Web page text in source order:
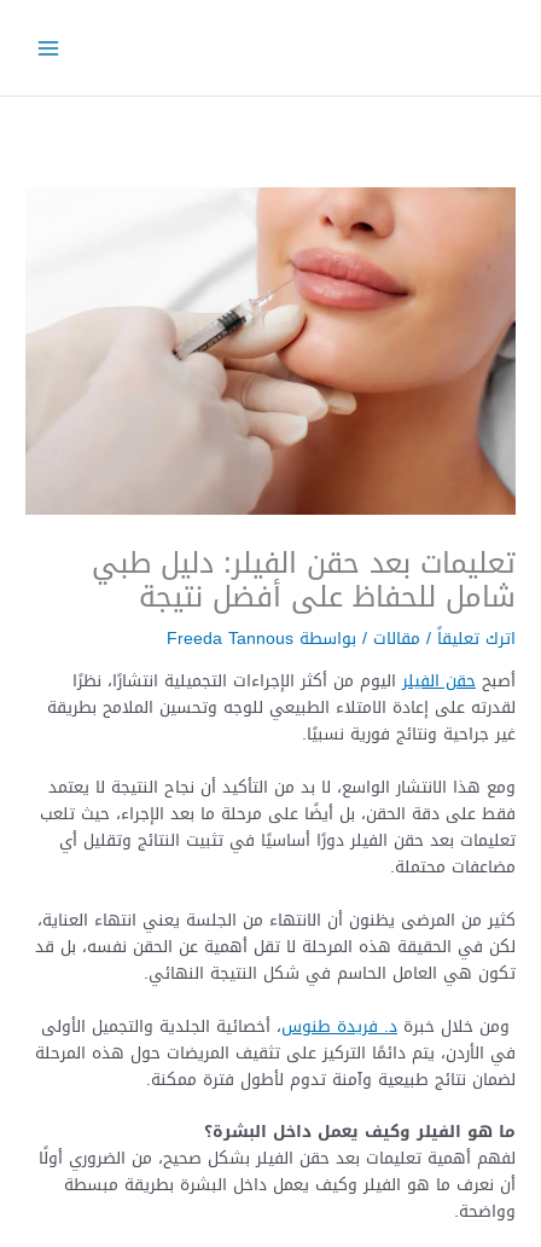
تعليمات بعد حقن الفيلر: دليل طبي
شامل للحفاظ على أفضل نتيجة
اترك تعليقاً/ مقالات / بواسطة Freeda Tannous
أصبححقن الفيلر اليوم من أكثر الإجراءات التجميلية انتشارًا، نظرًا
لقدرته على إعادة الامتلاء الطبيعي للوجه وتحسين الملامح بطريقة
غير جراحية ونتائج فورية نسبيًا.
ومع هذا الانتشار الواسع، لا بد من التأكيد أن نجاح النتيجة لا يعتمد
فقط على دقة الحقن، بل أيضًا على مرحلة ما بعد الإجراء، حيث تلعب
تعليمات بعد حقن الفيلر دورًا أساسيًا في تثبيت النتائج وتقليل أي
مضاعفات محتملة.
كثير من المرضى يظنون أن الانتهاء من الجلسة يعني انتهاء العناية،
لكن في الحقيقة هذه المرحلة لا تقل أهمية عن الحقن نفسه، بل قد
تكون هي العامل الحاسم في شكل النتيجة النهائي.
ومن خلال خبرةد. فريدة طنوس، أخصائية الجلدية والتجميل الأولى
في الأردن، يتم دائمًا التركيز على تثقيف المريضات حول هذه المرحلة
لضمان نتائج طبيعية وآمنة تدوم لأطول فترة ممكنة.
ما هو الفيلر وكيف يعمل داخل البشرة؟
لفهم أهمية تعليمات بعد حقن الفيلر بشكل صحيح، من الضروري أولًا
أن نعرف ما هو الفيلر وكيف يعمل داخل البشرة بطريقة مبسطة
وواضحة.